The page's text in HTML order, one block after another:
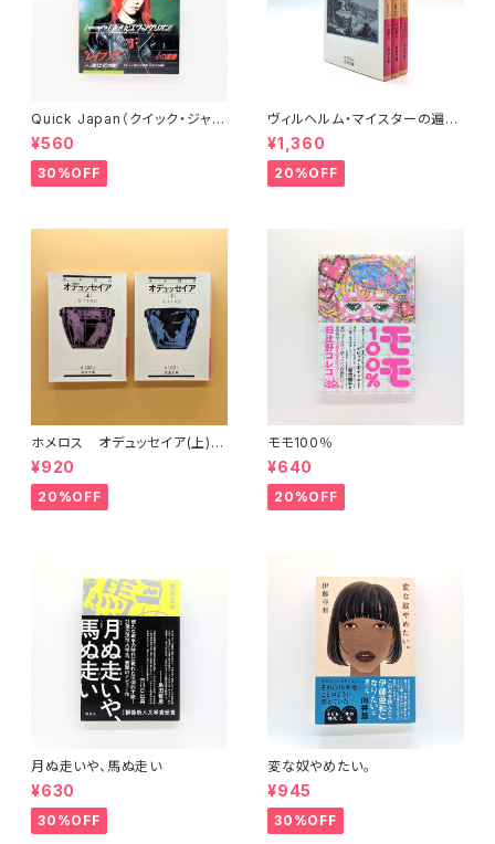
Quick Japan（クイック・ジャパ
ン）Vol.11
¥560
30%OFF
ヴィルヘルム・マイスターの遍歴
時代 (上)(中)(下)（岩波文庫）
¥1,360
20%OFF
ホメロス オデュッセイア(上)
(下) （岩波文庫）
¥920
20%OFF
モモ100％
¥640
20%OFF
月ぬ走いや、馬ぬ走い
¥630
30%OFF
変な奴やめたい。
¥945
30%OFF